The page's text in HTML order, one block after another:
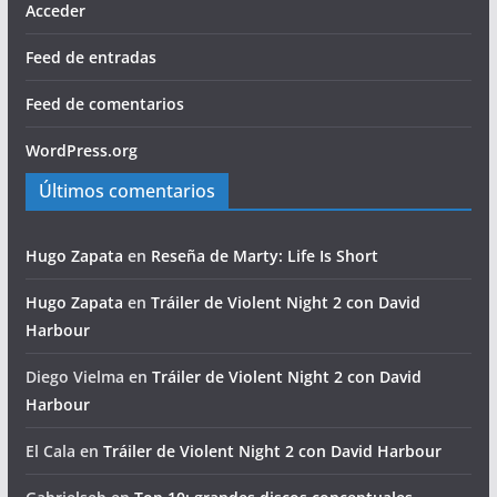
Acceder
Feed de entradas
Feed de comentarios
WordPress.org
Últimos comentarios
Hugo Zapata en Reseña de Marty: Life Is Short
Hugo Zapata en Tráiler de Violent Night 2 con David
Harbour
Diego Vielma en Tráiler de Violent Night 2 con David
Harbour
El Cala en Tráiler de Violent Night 2 con David Harbour